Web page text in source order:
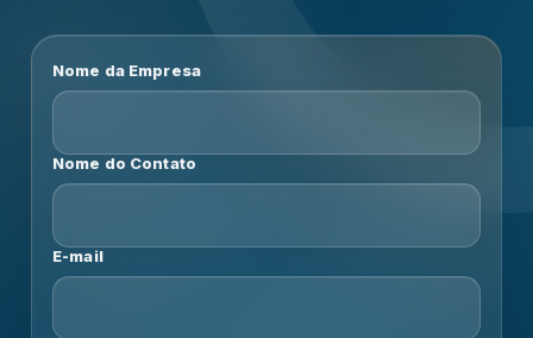
Nome da Empresa
Nome do Contato
E-mail